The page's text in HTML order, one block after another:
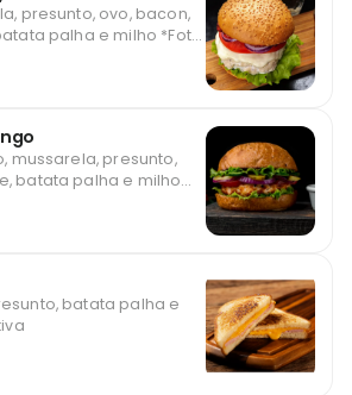
presunto, ovo, bacon,
palha e milho *Foto
mussarela, presunto,
batata palha e milho
batata palha e